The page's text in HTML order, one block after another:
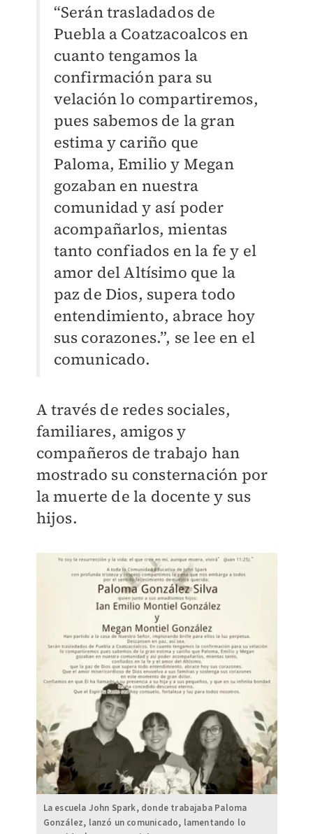
“Serán trasladados de
Puebla a Coatzacoalcos en
cuanto tengamos la
confirmación para su
velación lo compartiremos,
pues sabemos de la gran
estima y cariño que
Paloma, Emilio y Megan
gozaban en nuestra
comunidad y así poder
acompañarlos, mientas
tanto confiados en la fe y el
amor del Altísimo que la
paz de Dios, supera todo
entendimiento, abrace hoy
sus corazones.”, se lee en el
comunicado.
A través de redes sociales,
familiares, amigos y
compañeros de trabajo han
mostrado su consternación por
la muerte de la docente y sus
hijos.
La escuela John Spark, donde trabajaba Paloma
González, lanzó un comunicado, lamentando lo